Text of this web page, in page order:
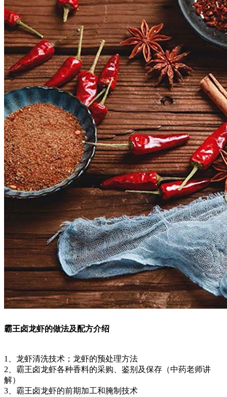
霸王卤龙虾的做法及配方介绍
1、龙虾清洗技术；龙虾的预处理方法
2、霸王卤龙虾各种香料的采购、鉴别及保存（中药老师讲
解）
3、霸王卤龙虾的前期加工和腌制技术